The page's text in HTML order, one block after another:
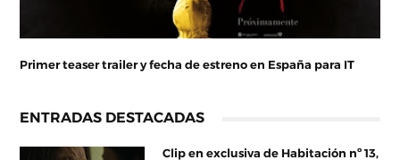
Primer teaser trailer y fecha de estreno en España para IT
ENTRADAS DESTACADAS
Clip en exclusiva de Habitación nº 13,